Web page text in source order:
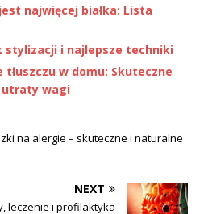
najwięcej białka: Lista
stylizacji i najlepsze techniki
tłuszczu w domu: Skuteczne
wagi
na alergie – skuteczne i naturalne
NEXT
leczenie i profilaktyka